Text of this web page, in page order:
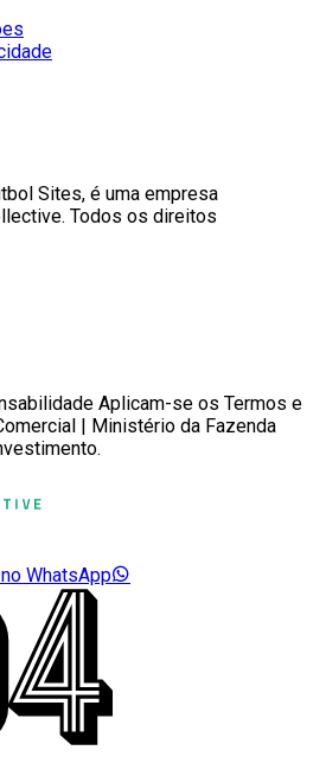
Sites, é uma empresa
Todos os direitos
Aplicam-se os Termos e
| Ministério da Fazenda
WhatsApp